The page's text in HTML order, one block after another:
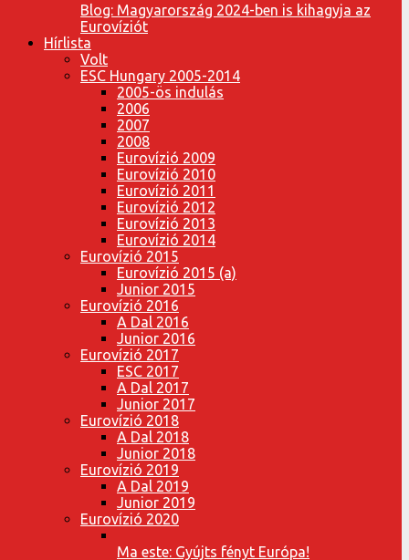
Blog: Magyarország 2024-ben is kihagyja az
Eurovíziót
Hírlista
Volt
ESC Hungary 2005-2014
2005-ös indulás
2006
2007
2008
Eurovízió 2009
Eurovízió 2010
Eurovízió 2011
Eurovízió 2012
Eurovízió 2013
Eurovízió 2014
Eurovízió 2015
Eurovízió 2015 (a)
Junior 2015
Eurovízió 2016
A Dal 2016
Junior 2016
Eurovízió 2017
ESC 2017
A Dal 2017
Junior 2017
Eurovízió 2018
A Dal 2018
Junior 2018
Eurovízió 2019
A Dal 2019
Junior 2019
Eurovízió 2020
Ma este: Gyújts fényt Európa!